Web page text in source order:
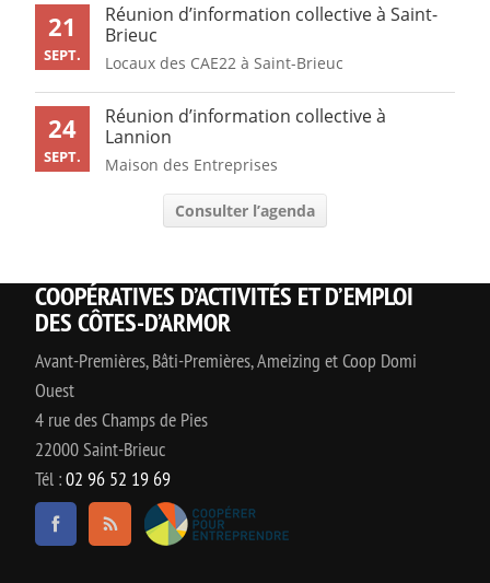
21
SEPT.
Réunion d’information collective à Saint-
Brieuc
Locaux des CAE22 à Saint-Brieuc
24
SEPT.
Réunion d’information collective à
Lannion
Maison des Entreprises
Consulter l’agenda
COOPÉRATIVES D’ACTIVITÉS ET D’EMPLOI
DES CÔTES-D’ARMOR
Avant-Premières, Bâti-Premières, Ameizing et Coop Domi
Ouest
4 rue des Champs de Pies
22000 Saint-Brieuc
Tél :02 96 52 19 69